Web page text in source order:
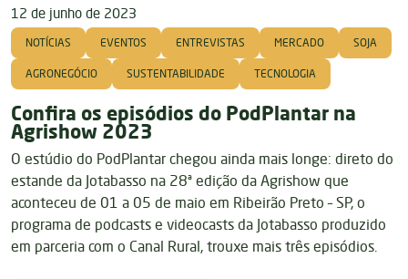
12 de junho de 2023
NOTÍCIAS EVENTOS ENTREVISTAS MERCADO SOJA
AGRONEGÓCIO SUSTENTABILIDADE TECNOLOGIA
Confira os episódios do PodPlantar na
Agrishow 2023
O estúdio do PodPlantar chegou ainda mais longe: direto do
estande da Jotabasso na 28ª edição da Agrishow que
aconteceu de 01 a 05 de maio em Ribeirão Preto – SP, o
programa de podcasts e videocasts da Jotabasso produzido
em parceria com o Canal Rural, trouxe mais três episódios.